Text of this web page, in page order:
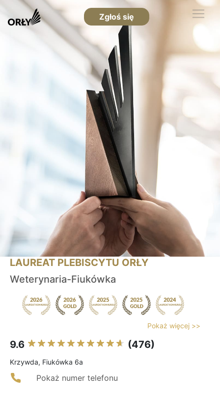
Zgłoś się
LAUREAT PLEBISCYTU ORŁY
Weterynaria-Fiukówka
Pokaż więcej >>
9.6 (476)
Krzywda, Fiukówka 6a
Pokaż numer telefonu